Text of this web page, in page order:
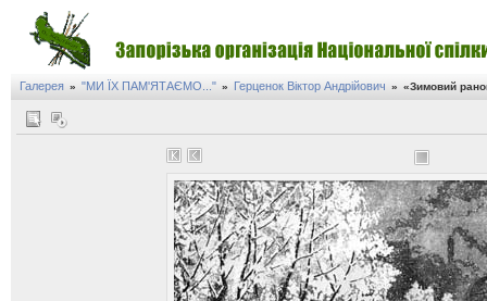
Галерея » "МИ ЇХ ПАМ'ЯТАЄМО..." » Герценок Віктор Андрійович » «Зимовий